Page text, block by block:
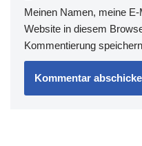
Meinen Namen, meine
Website in diesem
Kommentierung